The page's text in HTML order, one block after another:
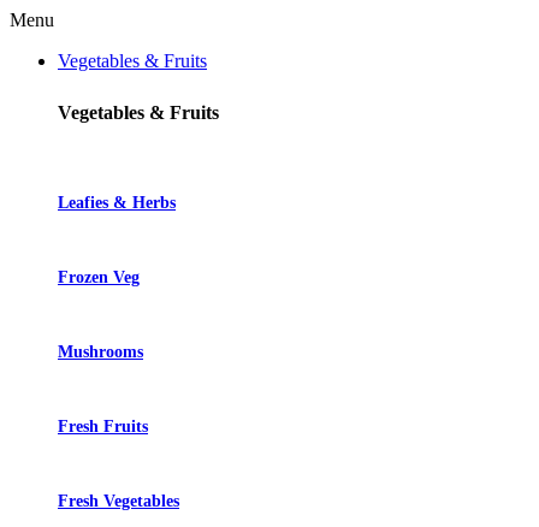
Menu
Vegetables & Fruits
Vegetables & Fruits
Leafies & Herbs
Frozen Veg
Mushrooms
Fresh Fruits
Fresh Vegetables